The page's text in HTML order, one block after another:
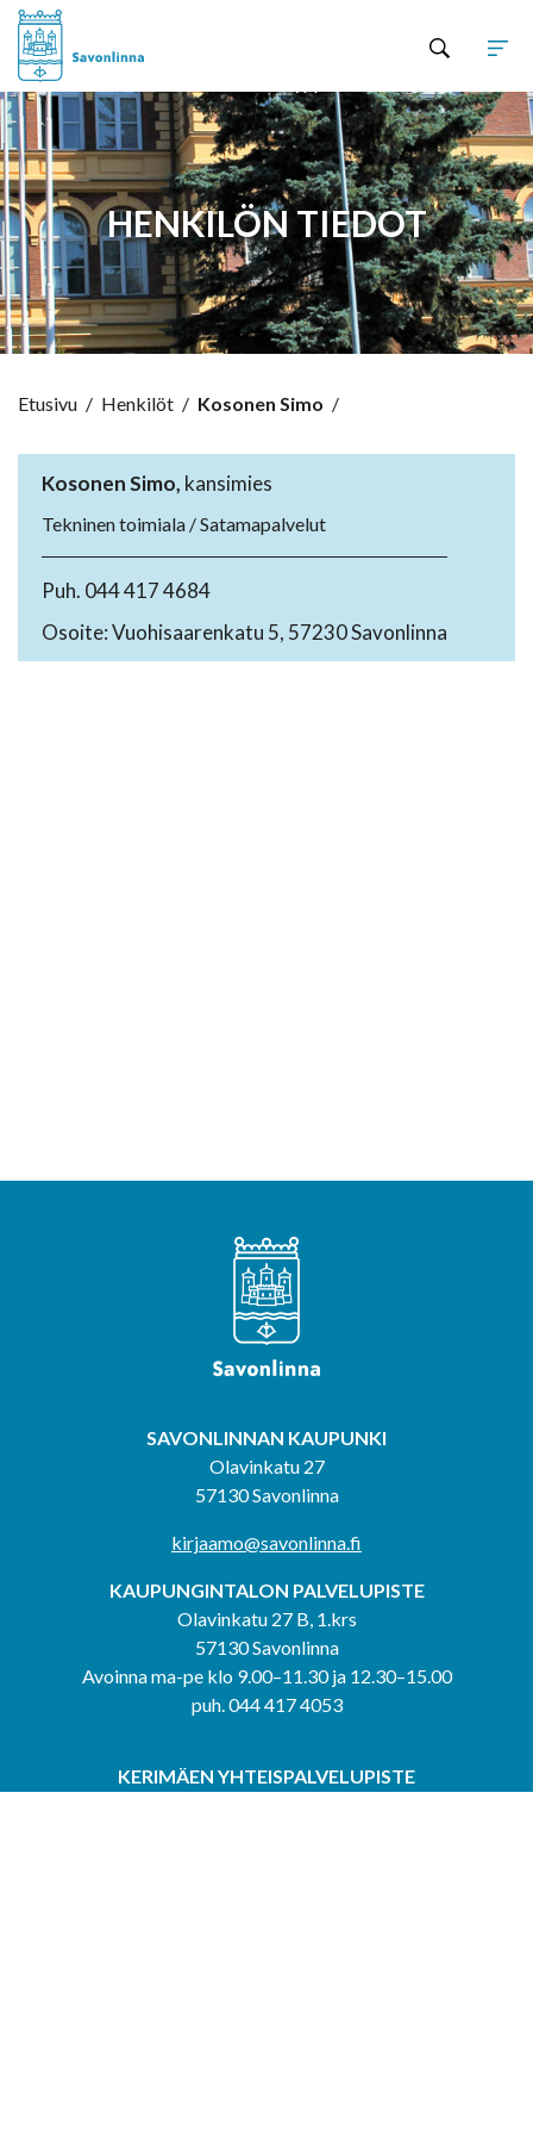
HENKILÖN TIEDOT
Etusivu / Henkilöt / Kosonen Simo /
Kosonen Simo, kansimies
Tekninen toimiala / Satamapalvelut
Puh. 044 417 4684
Osoite: Vuohisaarenkatu 5, 57230 Savonlinna
SAVONLINNAN KAUPUNKI
Olavinkatu 27
57130 Savonlinna
kirjaamo@savonlinna.fi
KAUPUNGINTALON PALVELUPISTE
Olavinkatu 27 B, 1.krs
57130 Savonlinna
Avoinna ma-pe klo 9.00–11.30 ja 12.30–15.00
puh. 044 417 4053
KERIMÄEN YHTEISPALVELUPISTE